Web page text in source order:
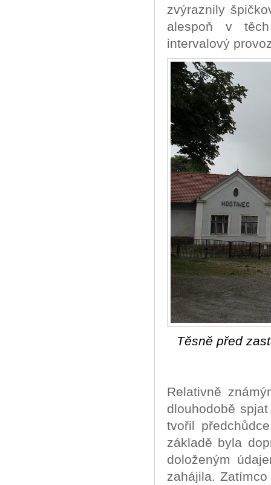
zvýraznily
alespoň v těch
intervalový
Těsně před
Relativně
dlouhodobě
tvořil
základě byla
doloženým
zahájila.